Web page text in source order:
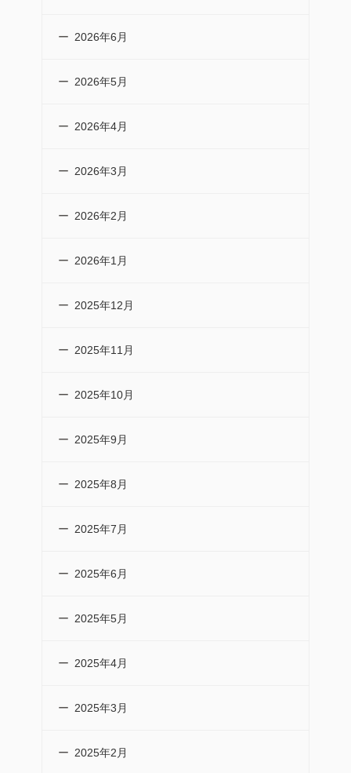
2026年6月
2026年5月
2026年4月
2026年3月
2026年2月
2026年1月
2025年12月
2025年11月
2025年10月
2025年9月
2025年8月
2025年7月
2025年6月
2025年5月
2025年4月
2025年3月
2025年2月